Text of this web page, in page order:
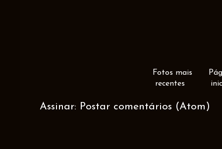
Fotos mais
recentes
Assinar: Postar comentários (Atom)